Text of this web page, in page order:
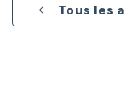
Tous les